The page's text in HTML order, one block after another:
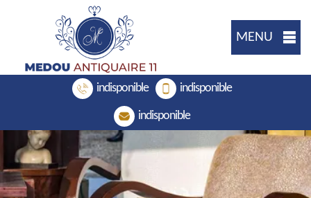
MENU
indisponible indisponible
indisponible